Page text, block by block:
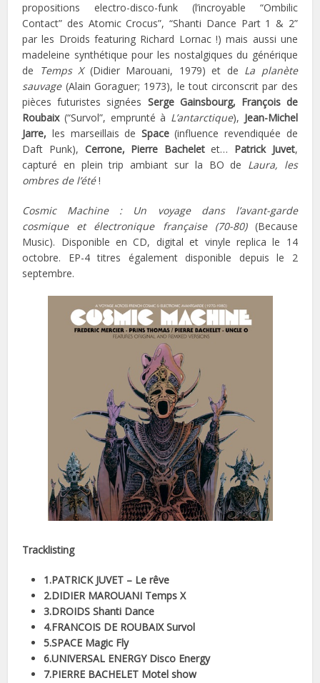
propositions electro-disco-funk (l’incroyable “Ombilic
Contact” des Atomic Crocus”, “Shanti Dance Part 1 & 2”
par les Droids featuring Richard Lornac !) mais aussi une
madeleine synthétique pour les nostalgiques du générique
de
Temps X (Didier Marouani, 1979) et de La planète
sauvage(Alain Goraguer; 1973), le tout circonscrit par des
pièces futuristes signées Serge Gainsbourg, François de
Roubaix(“Survol”, emprunté à L’antarctique), Jean-Michel
Jarre, les marseillais de Space(influence revendiquée de
Daft Punk), Cerrone, Pierre Bacheletet… Patrick Juvet,
capturé en plein trip ambiant sur la BO de Laura, les
ombres de l’été!
Cosmic Machine : Un voyage dans l’avant-garde
cosmique et électronique française (70-80)(Because
Music). Disponible en CD, digital et vinyle replica le 14
octobre. EP-4 titres également disponible depuis le 2
septembre.
Tracklisting
1.PATRICK JUVET – Le rêve
2.DIDIER MAROUANI Temps X
3.DROIDS Shanti Dance
4.FRANCOIS DE ROUBAIX Survol
5.SPACE Magic Fly
6.UNIVERSAL ENERGY Disco Energy
7.PIERRE BACHELET Motel show